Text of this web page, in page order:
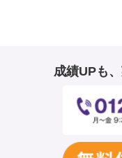
成績UPも